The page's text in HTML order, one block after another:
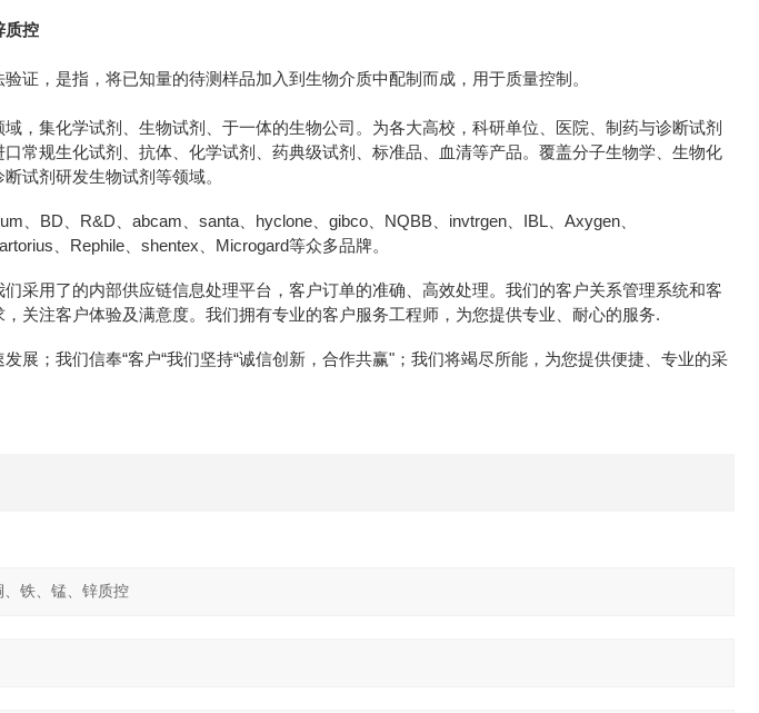
质控
证，是指，将已知量的待测样品加入到生物介质中配制而成，用于质量控制。
，集化学试剂、生物试剂、于一体的生物公司。为各大高校，科研单位、医院、制药与诊断试剂
常规生化试剂、抗体、化学试剂、药典级试剂、标准品、血清等产品。覆盖分子生物学、生物化
试剂研发生物试剂等领域。
、BD、R&D、abcam、santa、hyclone、gibco、NQBB、invtrgen、IBL、Axygen、
、Rephile、shentex、Microgard等众多品牌。
采用了的内部供应链信息处理平台，客户订单的准确、高效处理。我们的客户关系管理系统和客
关注客户体验及满意度。我们拥有专业的客户服务工程师，为您提供专业、耐心的服务.
展；我们信奉“客户“我们坚持“诚信创新，合作共赢"；我们将竭尽所能，为您提供便捷、专业的采